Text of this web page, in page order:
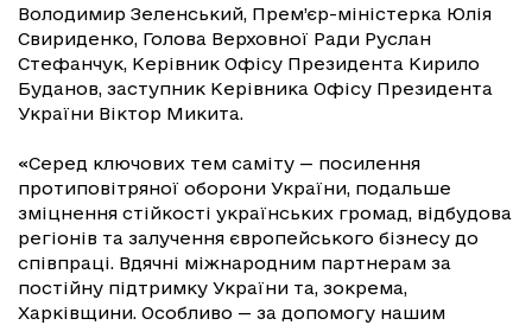
Володимир Зеленський, Прем’єр-міністерка Юлія
Свириденко, Голова Верховної Ради Руслан
Стефанчук, Керівник Офісу Президента Кирило
Буданов, заступник Керівника Офісу Президента
України Віктор Микита.
«Серед ключових тем саміту — посилення
протиповітряної оборони України, подальше
зміцнення стійкості українських громад, відбудова
регіонів та залучення європейського бізнесу до
співпраці. Вдячні міжнародним партнерам за
постійну підтримку України та, зокрема,
Харківщини. Особливо — за допомогу нашим